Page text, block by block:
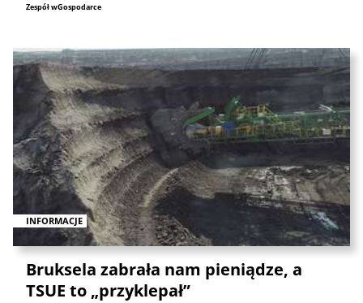
Zespół wGospodarce
INFORMACJE
Bruksela zabrała nam pieniądze, a
TSUE to „przyklepał”